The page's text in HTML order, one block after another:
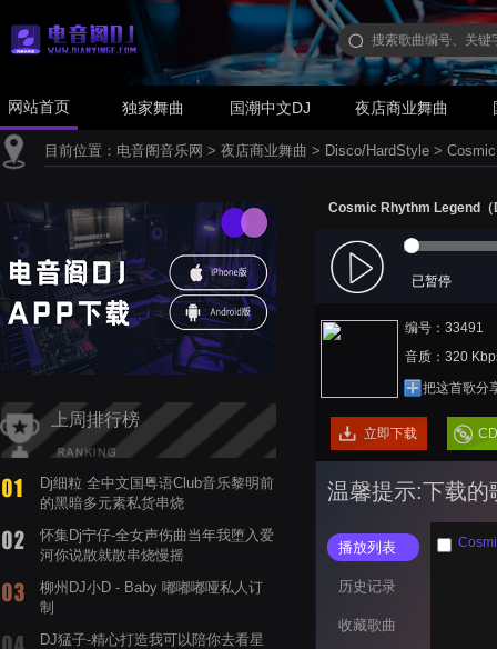
网站首页 独家舞曲 国潮中文DJ 夜店商业舞曲
目前位置： 电音阁音乐网 > 夜店商业舞曲 > Disco/HardStyle >
上周排行榜
Dj细粒 全中文国粤语Club音乐黎明前
的黑暗多元素私货串烧
怀集Dj宁仔-全女声伤曲当年我堕入爱
河你说散就散串烧慢摇
柳州DJ小D - Baby 嘟嘟嘟哑私人订
制
DJ猛子-精心打造我可以陪你去看星
Cosmic Rhythm Legend（
已暂停
编号：33491
音质：320
把这首歌分
立即下载
温馨提示:下载的
播放列表
历史记录
收藏歌曲